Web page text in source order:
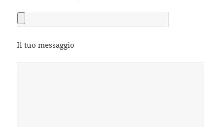
Il tuo messaggio